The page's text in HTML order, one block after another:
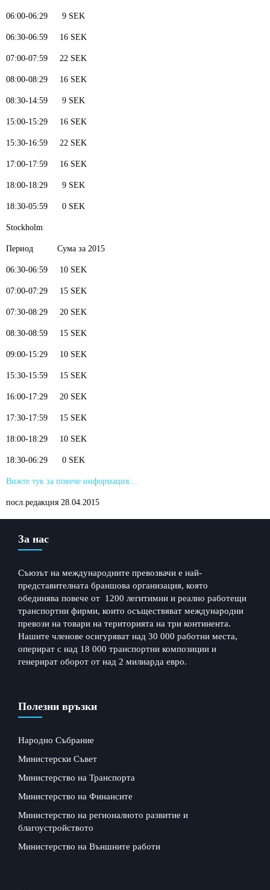
06:00-06:29 9 SEK
06:30-06:59 16 SEK
07:00-07:59 22 SEK
08:00-08:29 16 SEK
08:30-14:59 9 SEK
15:00-15:29 16 SEK
15:30-16:59 22 SEK
17:00-17:59 16 SEK
18:00-18:29 9 SEK
18:30-05:59 0 SEK
Stockholm
Период Сума за 2015
06:30-06:59 10 SEK
07:00-07:29 15 SEK
07:30-08:29 20 SEK
08:30-08:59 15 SEK
09:00-15:29 10 SEK
15:30-15:59 15 SEK
16:00-17:29 20 SEK
17:30-17:59 15 SEK
18:00-18:29 10 SEK
18:30-06:29 0 SEK
Вижте тук за повече информация…
посл.редакция 28.04.2015
За нас
Съюзът на международните превозвачи е най-
представителната браншова организация, която
обединява повече от 1200 легитимни и реално работещи
транспортни фирми, които осъществяват международни
превози на товари на територията на три континента.
Нашите членове осигуряват над 30 000 работни места,
оперират с над 18 000 транспортни композиции и
генерират оборот от над 2 милиарда евро.
Полезни връзки
Народно Събрание
Министерски Съвет
Министерство на Транспорта
Министерство на Финансите
Министерство на регионалното развитие и
благоустройството
Министерство на Външните работи